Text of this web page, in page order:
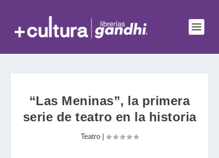
“Las Meninas”, la primera
serie de teatro en la historia
Teatro |